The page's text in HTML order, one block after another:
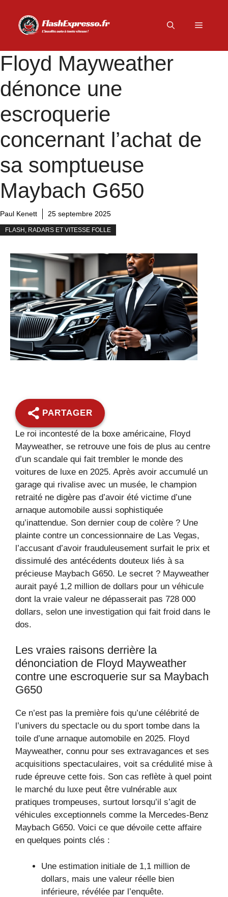
contenu
Menu
Floyd Mayweather
dénonce une
escroquerie
concernant l’achat de
sa somptueuse
Maybach G650
Paul Kenett 25 septembre 2025
FLASH, RADARS ET VITESSE FOLLE
PARTAGER
Le roi incontesté de la boxe américaine, Floyd
Mayweather, se retrouve une fois de plus au centre
d’un scandale qui fait trembler le monde des
voitures de luxe en 2025. Après avoir accumulé un
garage qui rivalise avec un musée, le champion
retraité ne digère pas d’avoir été victime d’une
arnaque automobile aussi sophistiquée
qu’inattendue. Son dernier coup de colère ? Une
plainte contre un concessionnaire de Las Vegas,
l’accusant d’avoir frauduleusement surfait le prix et
dissimulé des antécédents douteux liés à sa
précieuse Maybach G650. Le secret ? Mayweather
aurait payé 1,2 million de dollars pour un véhicule
dont la vraie valeur ne dépasserait pas 728 000
dollars, selon une investigation qui fait froid dans le
dos.
Les vraies raisons derrière la
dénonciation de Floyd Mayweather
contre une escroquerie sur sa Maybach
G650
Ce n’est pas la première fois qu’une célébrité de
l’univers du spectacle ou du sport tombe dans la
toile d’une arnaque automobile en 2025. Floyd
Mayweather, connu pour ses extravagances et ses
acquisitions spectaculaires, voit sa crédulité mise à
rude épreuve cette fois. Son cas reflète à quel point
le marché du luxe peut être vulnérable aux
pratiques trompeuses, surtout lorsqu’il s’agit de
véhicules exceptionnels comme la Mercedes-Benz
Maybach G650. Voici ce que dévoile cette affaire
en quelques points clés :
Une estimation initiale de 1,1 million de
dollars, mais une valeur réelle bien
inférieure, révélée par l’enquête.